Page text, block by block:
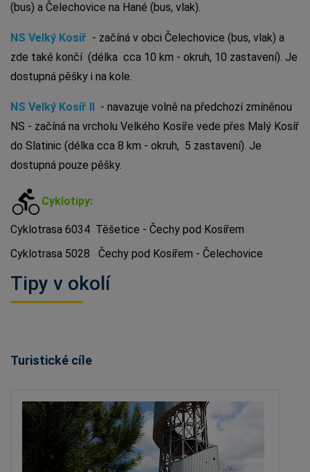
(bus) a Čelechovice na Hané (bus, vlak).
NS Velký Kosíř - začíná v obci Čelechovice (bus, vlak) a
zde také končí (délka cca 10 km - okruh, 10 zastavení). Je
dostupná pěšky i na kole.
NS Velký Kosíř II - navazuje volně na předchozí zmíněnou
NS - začíná na vrcholu Velkého Kosíře vede přes Malý Kosíř
do Slatinic (délka cca 8 km - okruh, 5 zastavení). Je
dostupná pouze pěšky.
Cyklotipy:
Cyklotrasa 6034 Těšetice - Čechy pod Kosířem
Cyklotrasa 5028 Čechy pod Kosířem - Čelechovice
Tipy v okolí
Turistické cíle